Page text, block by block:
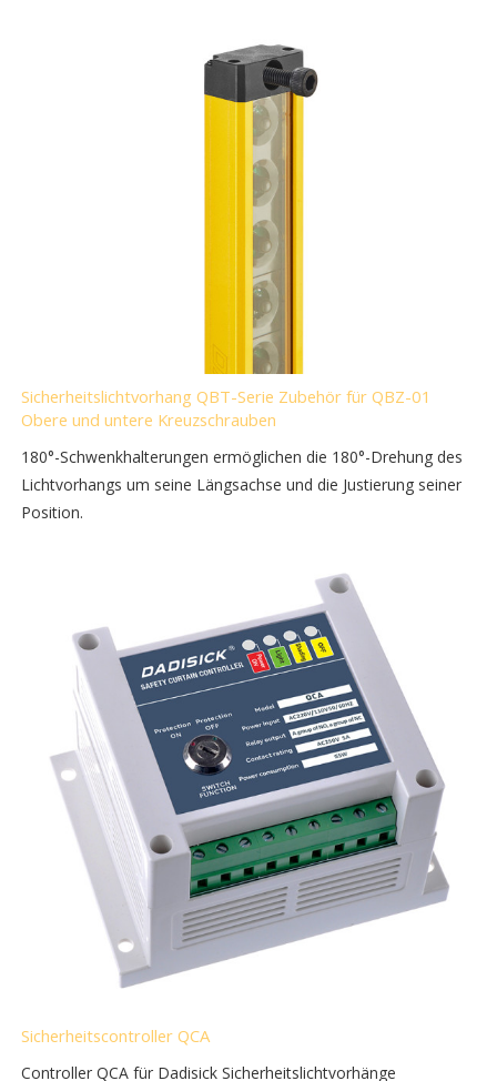
Sicherheitslichtvorhang QBT-Serie Zubehör für QBZ-01
Obere und untere Kreuzschrauben
180°-Schwenkhalterungen ermöglichen die 180°-Drehung des
Lichtvorhangs um seine Längsachse und die Justierung seiner
Position.
Sicherheitscontroller QCA
Controller QCA für Dadisick Sicherheitslichtvorhänge